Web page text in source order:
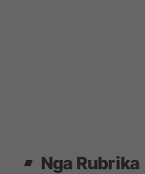
Nga Rubrika